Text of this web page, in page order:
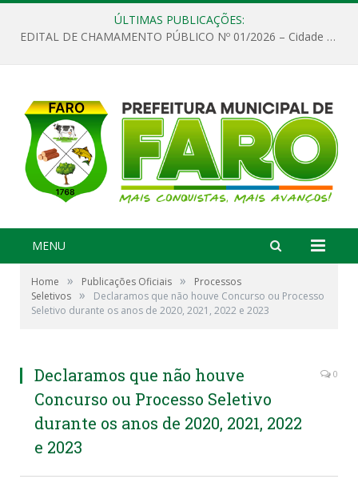
ÚLTIMAS PUBLICAÇÕES:
EDITAL DE CHAMAMENTO PÚBLICO Nº 01/2026 – Cidade de Faro
MENU
Home » Publicações Oficiais »
Processos
Seletivos »
Declaramos que não houve Concurso ou Processo
Seletivo durante os anos de 2020, 2021, 2022 e 2023
Declaramos que não houve
Concurso ou Processo Seletivo
durante os anos de 2020, 2021, 2022
e 2023
0